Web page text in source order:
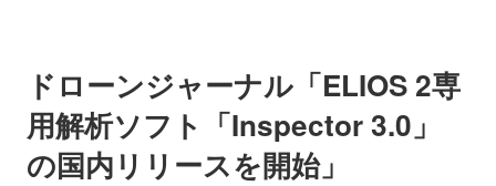
ドローンジャーナル「ELIOS 2専
用解析ソフト「Inspector 3.0」
の国内リリースを開始」